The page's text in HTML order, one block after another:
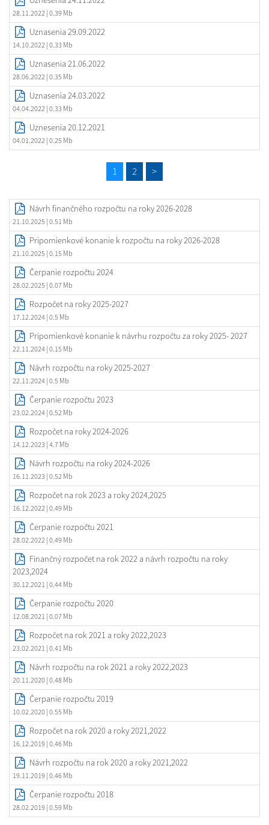
28.11.2022 | 0.39 Mb
Uznasenia 29.09.2022
14.10.2022 | 0.33 Mb
Uznasenia 21.06.2022
28.06.2022 | 0.35 Mb
Uznasenia 24.03.2022
04.04.2022 | 0.33 Mb
Uznesenia 20.12.2021
04.01.2022 | 0.25 Mb
1 2 >
Návrh finančného rozpočtu na roky 2026-2028
21.10.2025 | 0.51 Mb
Pripomienkové konanie k rozpočtu na roky 2026-2028
21.10.2025 | 0.15 Mb
Čerpanie rozpočtu 2024
28.02.2025 | 0.07 Mb
Rozpočet na roky 2025-2027
17.12.2024 | 0.5 Mb
Pripomienkové konanie k návrhu rozpočtu za roky 2025- 2027
22.11.2024 | 0.15 Mb
Návrh rozpočtu na roky 2025-2027
22.11.2024 | 0.5 Mb
Čerpanie rozpočtu 2023
23.02.2024 | 0.52 Mb
Rozpočet na roky 2024-2026
14.12.2023 | 4.7 Mb
Návrh rozpočtu na roky 2024-2026
16.11.2023 | 0.52 Mb
Rozpočet na rok 2023 a roky 2024,2025
16.12.2022 | 0.49 Mb
Čerpanie rozpočtu 2021
28.02.2022 | 0.49 Mb
Finančný rozpočet na rok 2022 a návrh rozpočtu na roky
2023,2024
30.12.2021 | 0.44 Mb
Čerpanie rozpočtu 2020
12.08.2021 | 0.07 Mb
Rozpočet na rok 2021 a roky 2022,2023
23.02.2021 | 0.41 Mb
Návrh rozpočtu na rok 2021 a roky 2022,2023
20.11.2020 | 0.48 Mb
Čerpanie rozpočtu 2019
10.02.2020 | 0.55 Mb
Rozpočet na rok 2020 a roky 2021,2022
16.12.2019 | 0.46 Mb
Návrh rozpočtu na rok 2020 a roky 2021,2022
19.11.2019 | 0.46 Mb
Čerpanie rozpočtu 2018
28.02.2019 | 0.59 Mb